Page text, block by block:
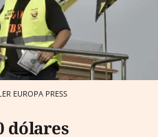
EUROPA PRESS
dólares